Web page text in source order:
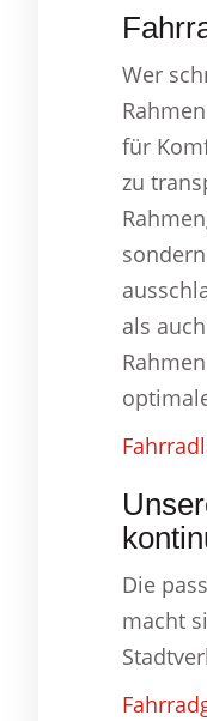
Wer
für
zu
als
Die
macht